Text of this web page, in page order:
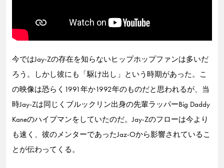
今ではJay-Zの存在を知らないヒップホップファンは多いだ
ろう。しかし彼にも「駆け出し」という時期があった。こ
の映像は恐らく1991年か1992年のものだと思われるが、当
時Jay-Zは同じくブルックリン出身の先輩ラッパーBig Daddy
Kaneのハイプマンをしていたのだ。Jay-Zのフローは今より
も速く、彼のメンターであったJaz-Oから影響されているこ
とが伝わってくる。